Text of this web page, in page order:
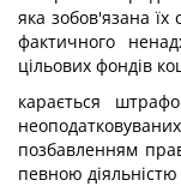
яка зобов'язана
фактичного
цільових фондів
карається
позбавленням
певною діяльністю